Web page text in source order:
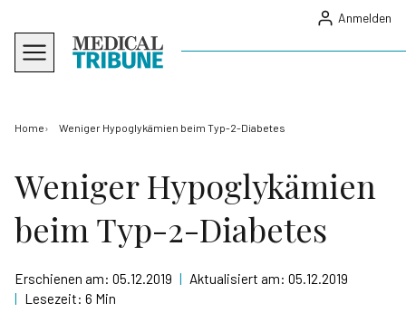
Anmelden
Home Weniger Hypoglykämien beim Typ-2-Diabetes
Weniger Hypoglykämien
beim Typ-2-Diabetes
Erschienen am: 05.12.2019 | Aktualisiert am: 05.12.2019
| Lesezeit: 6 Min